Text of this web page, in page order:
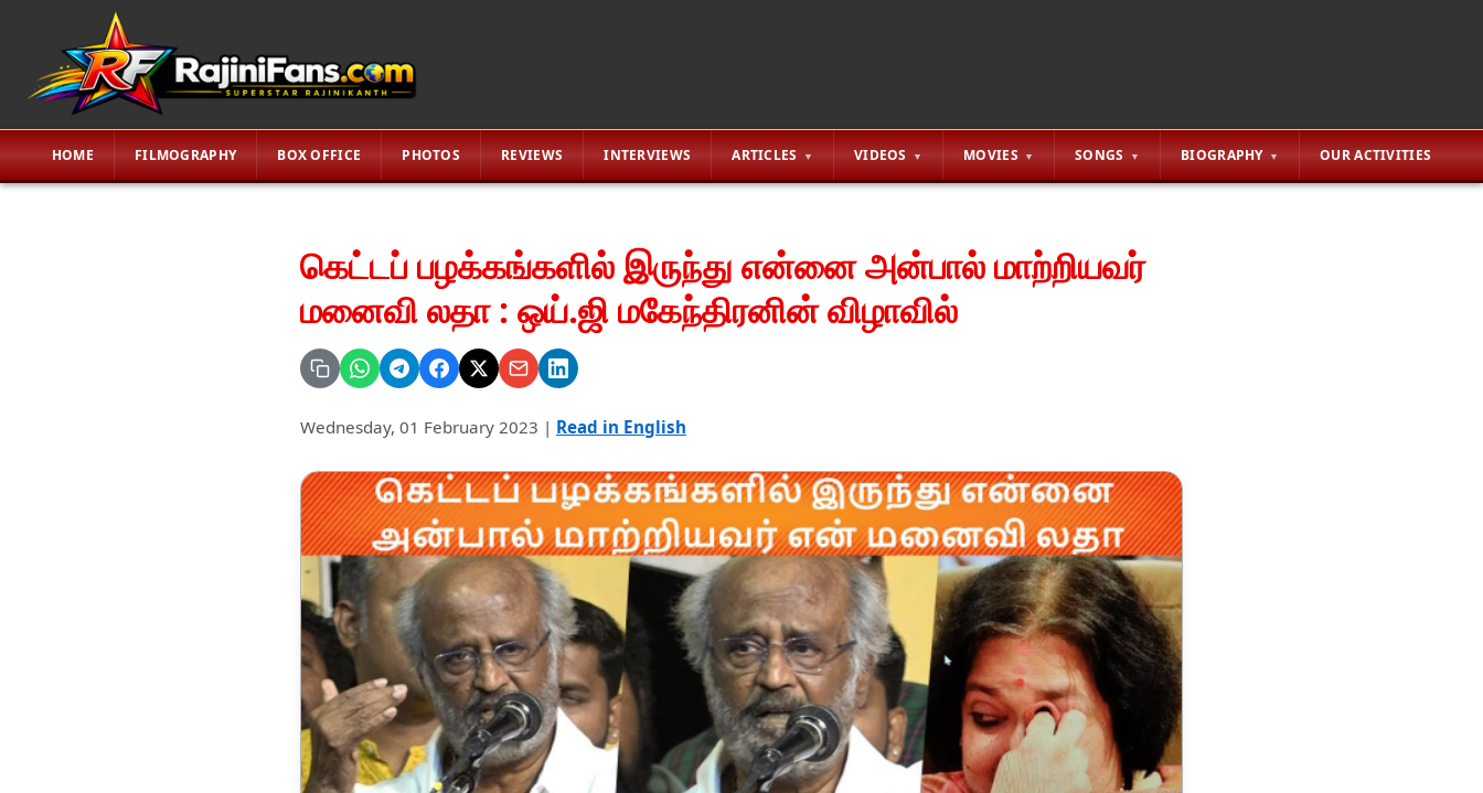
HOME FILMOGRAPHY BOX OFFICE PHOTOS REVIEWS INTERVIEWS ARTICLES VIDEOS MOVIES SONGS BIOGRAPHY OUR ACTIVITIES
கெட்டப் பழக்கங்களில் இருந்து என்னை அன்பால் மாற்றியவர்
மனைவி லதா : ஒய்.ஜி மகேந்திரனின் விழாவில்
Wednesday, 01 February 2023 | Read in English